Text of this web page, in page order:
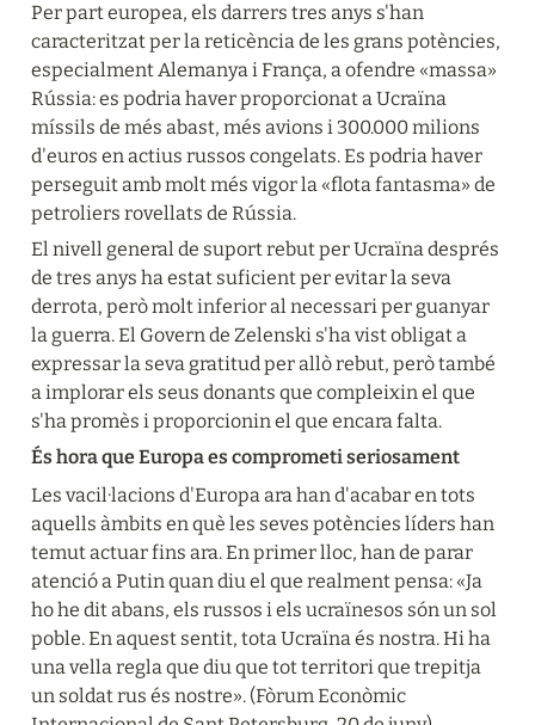
Per part europea, els darrers tres anys s'han
caracteritzat per la reticència de les grans potències,
especialment Alemanya i França, a ofendre «massa»
Rússia: es podria haver proporcionat a Ucraïna
míssils de més abast, més avions i 300.000 milions
d'euros en actius russos congelats. Es podria haver
perseguit amb molt més vigor la «flota fantasma» de
petroliers rovellats de Rússia.
El nivell general de suport rebut per Ucraïna després
de tres anys ha estat suficient per evitar la seva
derrota, però molt inferior al necessari per guanyar
la guerra. El Govern de Zelenski s'ha vist obligat a
expressar la seva gratitud per allò rebut, però també
a implorar els seus donants que compleixin el que
s'ha promès i proporcionin el que encara falta.
És hora que Europa es comprometi seriosament
Les vacil·lacions d'Europa ara han d'acabar en tots
aquells àmbits en què les seves potències líders han
temut actuar fins ara. En primer lloc, han de parar
atenció a Putin quan diu el que realment pensa: «Ja
ho he dit abans, els russos i els ucraïnesos són un sol
poble. En aquest sentit, tota Ucraïna és nostra. Hi ha
una vella regla que diu que tot territori que trepitja
un soldat rus és nostre». (Fòrum Econòmic